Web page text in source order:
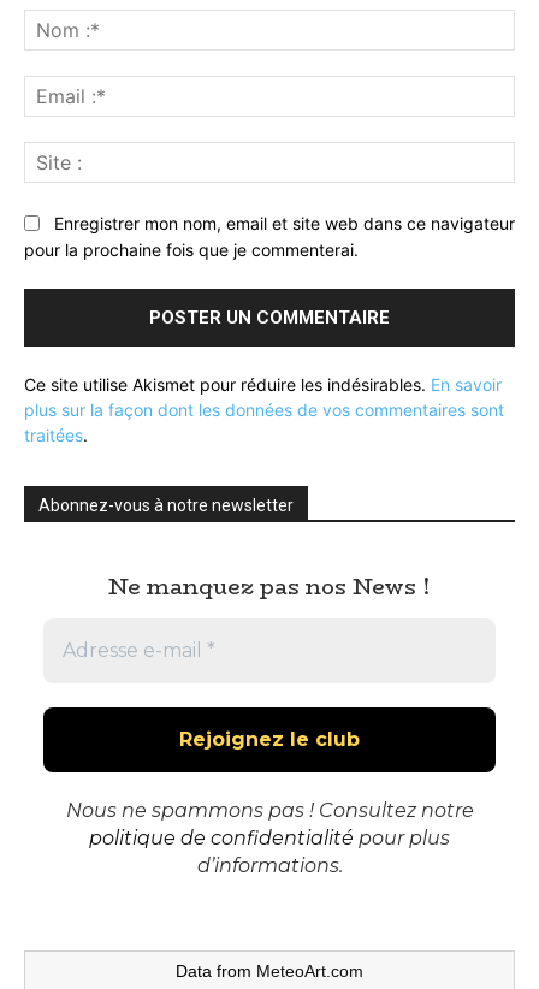
:*
:*
:
Enregistrer mon nom, email et site web dans ce navigateur
pour la prochaine fois que je commenterai.
Ce site utilise Akismet pour réduire les indésirables. En savoir
plus sur la façon dont les données de vos commentaires sont
traitées.
Abonnez-vous à notre newsletter
Ne manquez pas nos News !
Nous ne spammons pas ! Consultez notre
politique de confidentialité pour plus
d’informations.
Data from MeteoArt.com